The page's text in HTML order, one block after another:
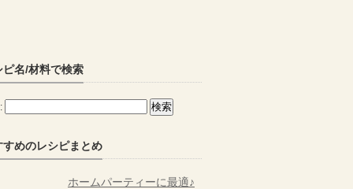
ピ名/材料で検索
すめのレシピまとめ
ホームパーティーに最適♪